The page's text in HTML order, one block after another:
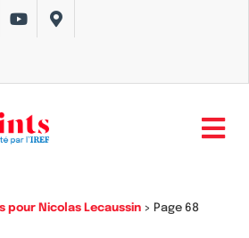
pour Nicolas Lecaussin> Page 68